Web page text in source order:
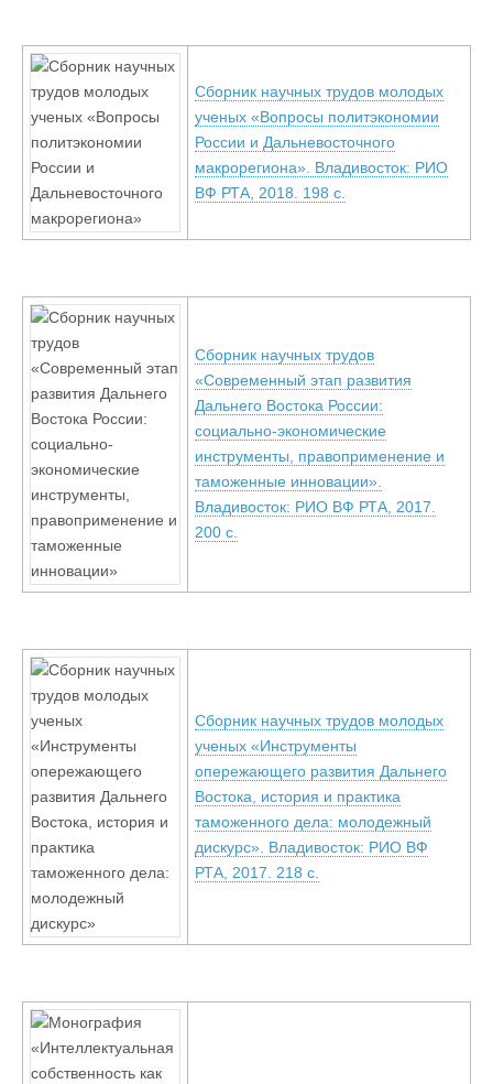
Сборник научных трудов молодых
ученых «Вопросы политэкономии
России и Дальневосточного
макрорегиона». Владивосток: РИО
ВФ РТА, 2018. 198 с.
Сборник научных трудов
«Современный этап развития
Дальнего Востока России:
социально-экономические
инструменты, правоприменение и
таможенные инновации».
Владивосток: РИО ВФ РТА, 2017.
200 с.
Сборник научных трудов молодых
ученых «Инструменты
опережающего развития Дальнего
Востока, история и практика
таможенного дела: молодежный
дискурс». Владивосток: РИО ВФ
РТА, 2017. 218 с.